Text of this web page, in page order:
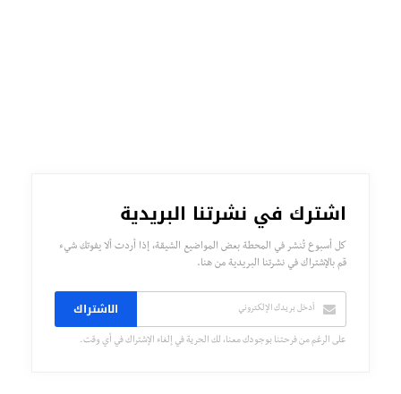
اشترك في نشرتنا البريدية
كل أسبوع تُنشر في المحطة بعض المواضيع الشيقة، إذا أردت ألا يفوتك شيء
قم بالإشتراك في نشرتنا البريدية من هنا.
الاشتراك
على الرغم من فرحتنا بوجودك معنا، لك الحرية في إلغاء الإشتراك في أي وقت.